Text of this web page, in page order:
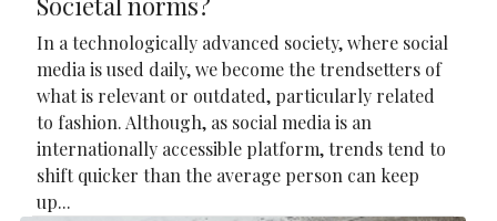
In a technologically advanced society, where social
media is used daily, we become the trendsetters of
what is relevant or outdated, particularly related
to fashion. Although, as social media is an
internationally accessible platform, trends tend to
shift quicker than the average person can keep
up...